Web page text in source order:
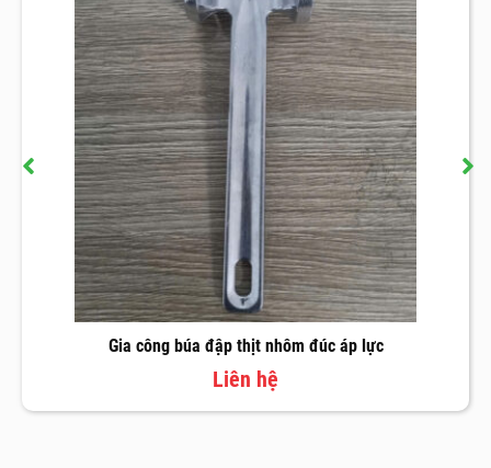
Gia công búa đập thịt nhôm đúc áp lực
Liên hệ